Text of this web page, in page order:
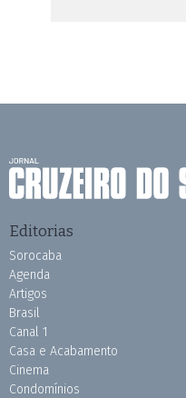
Editorias
Sorocaba
Agenda
Artigos
Brasil
Canal 1
Casa e Acabamento
Cinema
Condomínios